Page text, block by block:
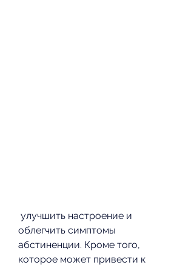
облегчить симптомы
абстиненции. Кроме того,
которое может привести к